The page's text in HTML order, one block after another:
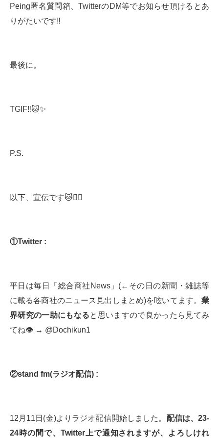
Peing匿名質問箱、TwitterのDM等でお知らせ頂けるとあ
りがたいです‼️
最後に。
TGIF‼️🐱✨
P.S.
以下、宣伝です🐱🙇‍♂️
①Twitter :
平日は毎日「総合商社News」(←その日の新聞・雑誌等
に載る各商社のニュース見出しまとめ)を呟いてます。 業
界研究の一助にもなると思いますので良かったら見てみ
てね👁 → @Dochikun1
②stand fm(ラジオ配信) :
12月11日(金)よりラジオ配信開始しました。 配信は、23-
24時の間で、 Twitter上で通知されますが、よろしけれ